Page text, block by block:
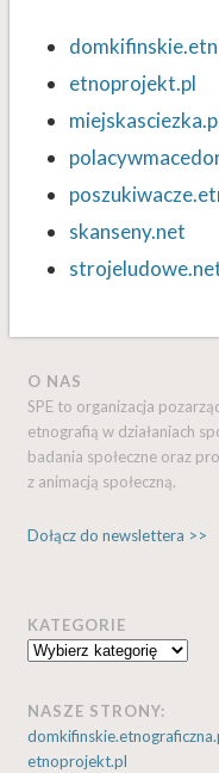
etnoprojekt.pl
skanseny.net
O NAS
SPE to organizacja
etnografią w działaniach
badania społeczne oraz
z animacją społeczną.
Dołącz do newslettera >>
KATEGORIE
Kategorie
NASZE STRONY:
etnoprojekt.pl